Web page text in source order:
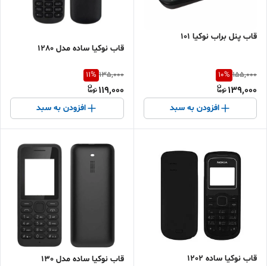
قاب پنل براب نوکیا ۱۰۱
155,000
10%
139,000
افزودن به سبد
قاب نوکیا ساده مدل 1280
135,000
11%
119,000
افزودن به سبد
قاب نوکیا ساده 1202 قاب نوکیا ساده مدل 130